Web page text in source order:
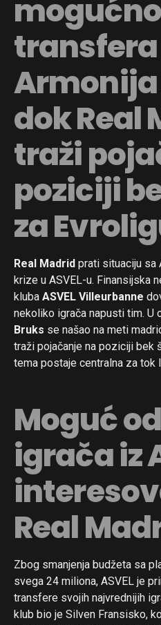
transfera
dok Real
traži
poziciji
za
Real Madrid prati situaciju sa
krize u ASVEL-u. Finansijska
kluba ASVEL Villeurbanne
nekoliko igrača napusti tim. U
Bruks se našao na meti
traži pojačanje na poziciji bek
tema postaje centralna za tok
Moguć
igrača iz
Real
Zbog smanjenja budžeta sa
svega 24 miliona, ASVEL je
transfere svojih najvrednijih
klub bio je Silven Fransisko,